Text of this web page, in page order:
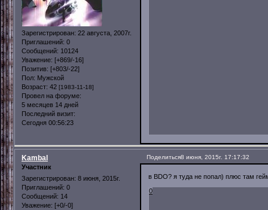
Зарегистрирован: 22 августа, 2007г.
Приглашений: 0
Сообщений: 10124
Уважение: [+869/-16]
Позитив: [+803/-22]
Пол: Мужской
Возраст: 42 [1983-11-18]
Провел на форуме:
5 месяцев 14 дней
Последний визит:
Сегодня 00:56:23
Поделиться8 июня, 2015г. 17:17:32
Kambal
Участник
Зарегистрирован: 8 июня, 2015г.
Приглашений: 0
Сообщений: 14
Уважение: [+0/-0]
в BDO? я туда не попал) плюс там
0